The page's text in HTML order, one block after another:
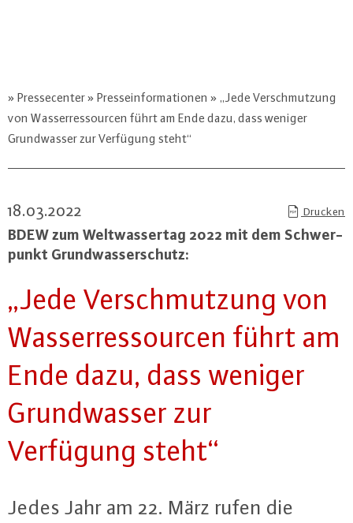
Pressecenter Presseinformationen
„Jede Verschmutzung
von Wasserressourcen führt am Ende dazu, dass weniger
Grundwasser zur Verfügung steht“
18.03.2022 Drucken
BDEW zum Welt­was­ser­tag 2022 mit dem Schwer­
punkt Grund­was­ser­schutz:
„Jede Ver­schmut­zung von
Was­ser­res­sour­cen führt am
Ende dazu, dass weniger
Grund­was­ser zur
Verfügung steht“
Jedes Jahr am 22. März rufen die